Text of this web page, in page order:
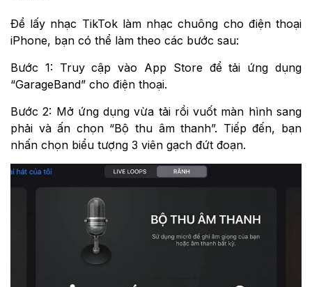
Để lấy nhạc TikTok làm nhạc chuông cho điện thoại
iPhone, bạn có thể làm theo các bước sau:
Bước 1: Truy cập vào App Store để tải ứng dụng
“GarageBand” cho điện thoại.
Bước 2: Mở ứng dụng vừa tải rồi vuốt màn hình sang
phải và ấn chọn “Bộ thu âm thanh”. Tiếp đến, bạn
nhấn chọn biểu tượng 3 viên gạch đứt đoạn.